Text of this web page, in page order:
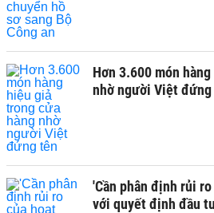
Hơn 3.600 món
nhờ người Việt
'Cần phân định rủi
với quyết định đầu